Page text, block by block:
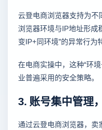
云登电商浏览器支持为
浏览器环境与IP地址形成
变IP+同环境”的异常行为
在电商实操中，这种“环
业普遍采用的安全策略。
3. 账号集中管理
通过云登电商浏览器，卖